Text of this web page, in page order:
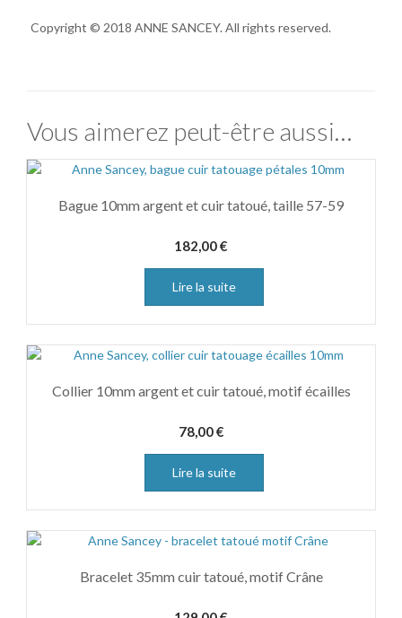
Copyright © 2018 ANNE SANCEY. All rights reserved.
Vous aimerez peut-être aussi…
Bague 10mm argent et cuir tatoué, taille 57-59
182,00€
Lire la suite
Collier 10mm argent et cuir tatoué, motif écailles
78,00€
Lire la suite
Bracelet 35mm cuir tatoué, motif Crâne